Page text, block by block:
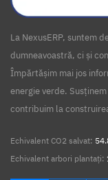
La NexusERP, suntem
dumneavoastră, ci și
Împărtășim mai jos
energie verde.
contribuim la
Echivalent CO2 salvat:
Echivalent arbori plantați: